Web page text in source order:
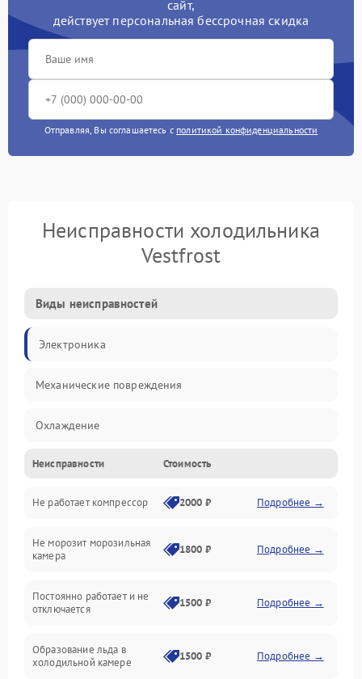
сайт,
действует персональная бессрочная скидка
Отправляя, Вы соглашаетесь с политикой конфиденциальности
Неисправности холодильника
Vestfrost
Виды неисправностей
Электроника
Механические повреждения
Охлаждение
Механика
Электропитание
Дренаж
Неисправности Стоимость
Не работает компрессор 2000 ₽ Подробнее →
Не морозит морозильная
камера
1800 ₽ Подробнее →
Постоянно работает и не
отключается
1500 ₽ Подробнее →
Образование льда в
холодильной камере
1500 ₽ Подробнее →